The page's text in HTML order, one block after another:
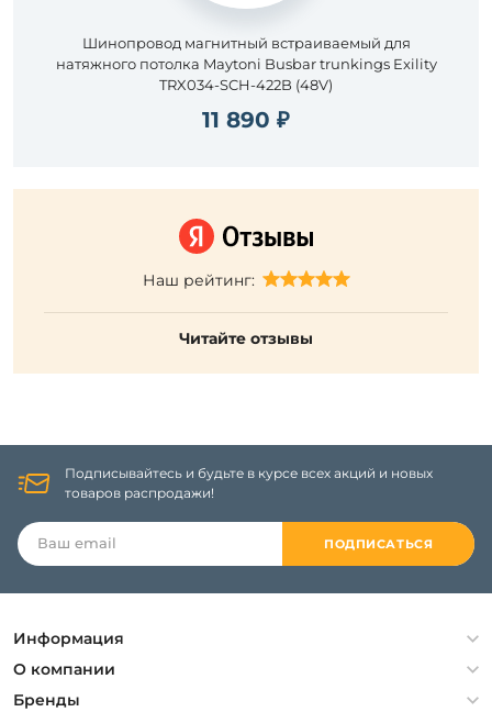
Шинопровод магнитный встраиваемый для
натяжного потолка Maytoni Busbar trunkings Exility
TRX034-SCH-422B (48V)
11 890 ₽
Наш рейтинг:
Читайте отзывы
Подписывайтесь и будьте в курсе всех акций и новых
товаров распродажи!
ПОДПИСАТЬСЯ
Информация
Политика конфиденциальности
Гарантия
О компании
О компании
Бренды